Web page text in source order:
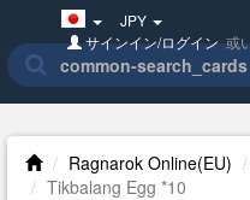
Japan(日
本
語)
JPY
サインイン/ログイン或
Ragnarok Online(EU)
Tikbalang Egg *10